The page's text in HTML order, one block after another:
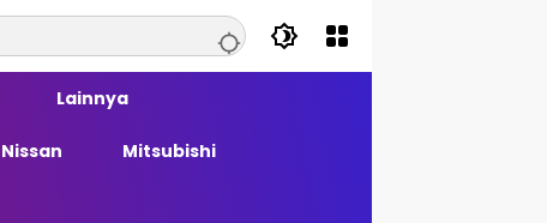
Lainnya
Nissan Mitsubishi